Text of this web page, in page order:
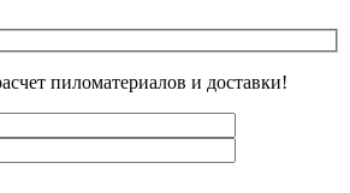
пиломатериалов и доставки!